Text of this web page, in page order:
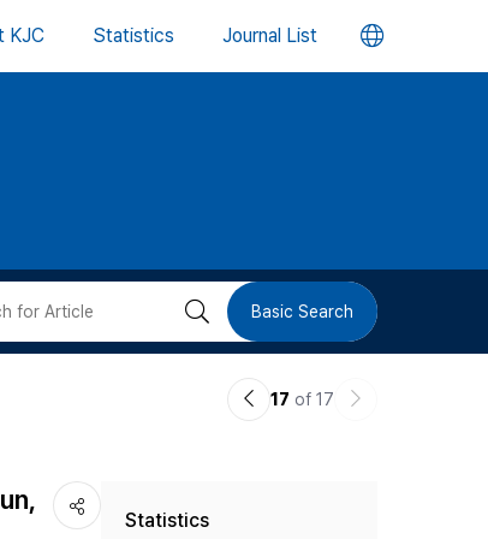
KJC Statistics Journal List 언
버
검 Basic Search
이17 of 17
다
Statistics